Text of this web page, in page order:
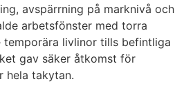
avspärrning på marknivå och
arbetsfönster med torra
temporära livlinor tills befintliga
gav säker åtkomst för
hela takytan.